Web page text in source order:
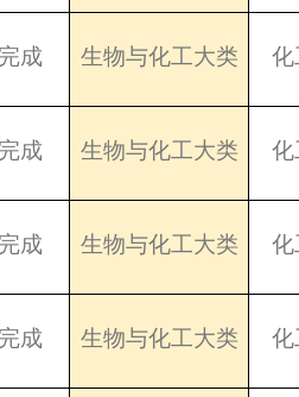
成 生物与化工大类 化
成 生物与化工大类 化
成 生物与化工大类 化
成 生物与化工大类 化